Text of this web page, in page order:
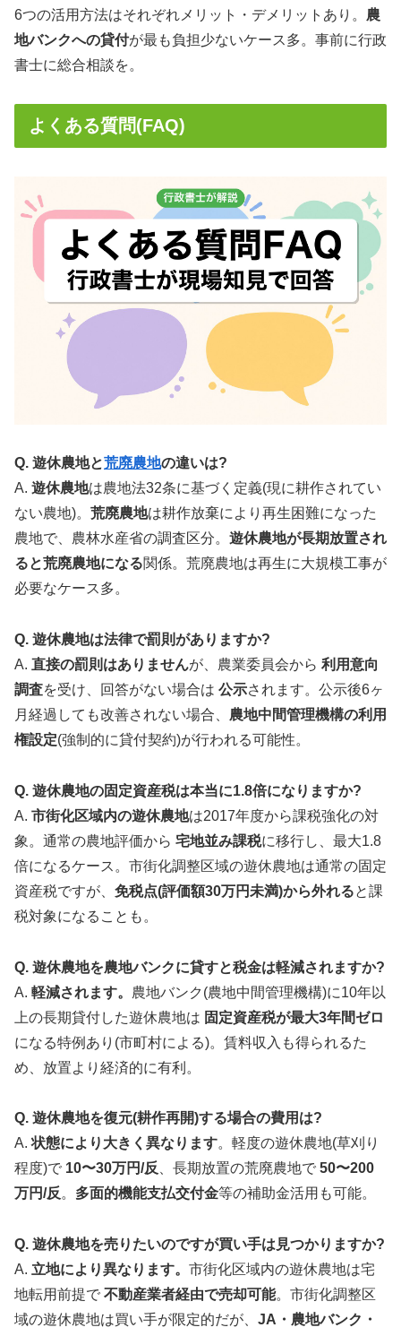
6つの活用方法はそれぞれメリット・デメリットあり。 農
地バンクへの貸付が最も負担少ないケース多。事前に行政
書士に総合相談を。
よくある質問(FAQ)
Q. 遊休農地と荒廃農地の違いは?
A. 遊休農地は農地法32条に基づく定義(現に耕作されてい
ない農地)。 荒廃農地は耕作放棄により再生困難になった
農地で、農林水産省の調査区分。 遊休農地が長期放置され
ると荒廃農地になる関係。荒廃農地は再生に大規模工事が
必要なケース多。
Q. 遊休農地は法律で罰則がありますか?
A. 直接の罰則はありませんが、農業委員会から 利用意向
調査を受け、回答がない場合は 公示されます。公示後6ヶ
月経過しても改善されない場合、 農地中間管理機構の利用
権設定(強制的に貸付契約)が行われる可能性。
Q. 遊休農地の固定資産税は本当に1.8倍になりますか?
A. 市街化区域内の遊休農地は2017年度から課税強化の対
象。通常の農地評価から 宅地並み課税に移行し、最大1.8
倍になるケース。市街化調整区域の遊休農地は通常の固定
資産税ですが、 免税点(評価額30万円未満)から外れると課
税対象になることも。
Q. 遊休農地を農地バンクに貸すと税金は軽減されますか?
A. 軽減されます。 農地バンク(農地中間管理機構)に10年以
上の長期貸付した遊休農地は 固定資産税が最大3年間ゼロ
になる特例あり(市町村による)。賃料収入も得られるた
め、放置より経済的に有利。
Q. 遊休農地を復元(耕作再開)する場合の費用は?
A.状態により大きく異なります。軽度の遊休農地(草刈り
程度)で 10〜30万円/反 、長期放置の荒廃農地で 50〜200
万円/反 。 多面的機能支払交付金等の補助金活用も可能。
Q. 遊休農地を売りたいのですが買い手は見つかりますか?
A. 立地により異なります。 市街化区域内の遊休農地は宅
地転用前提で 不動産業者経由で売却可能。市街化調整区
域の遊休農地は買い手が限定的だが、 JA・農地バンク・